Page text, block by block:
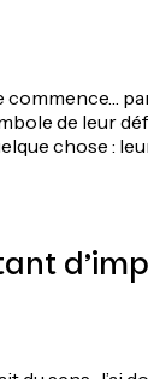
de leur
chose :